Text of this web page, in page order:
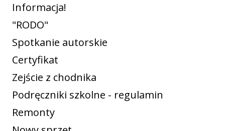
Informacja!
"RODO"
Spotkanie autorskie
Certyfikat
Zejście z chodnika
Podręczniki szkolne - regulamin
Remonty